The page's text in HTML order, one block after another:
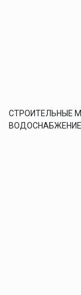
СТРОИТЕЛЬНЫЕ
ВОДОСНАБЖЕНИЕ